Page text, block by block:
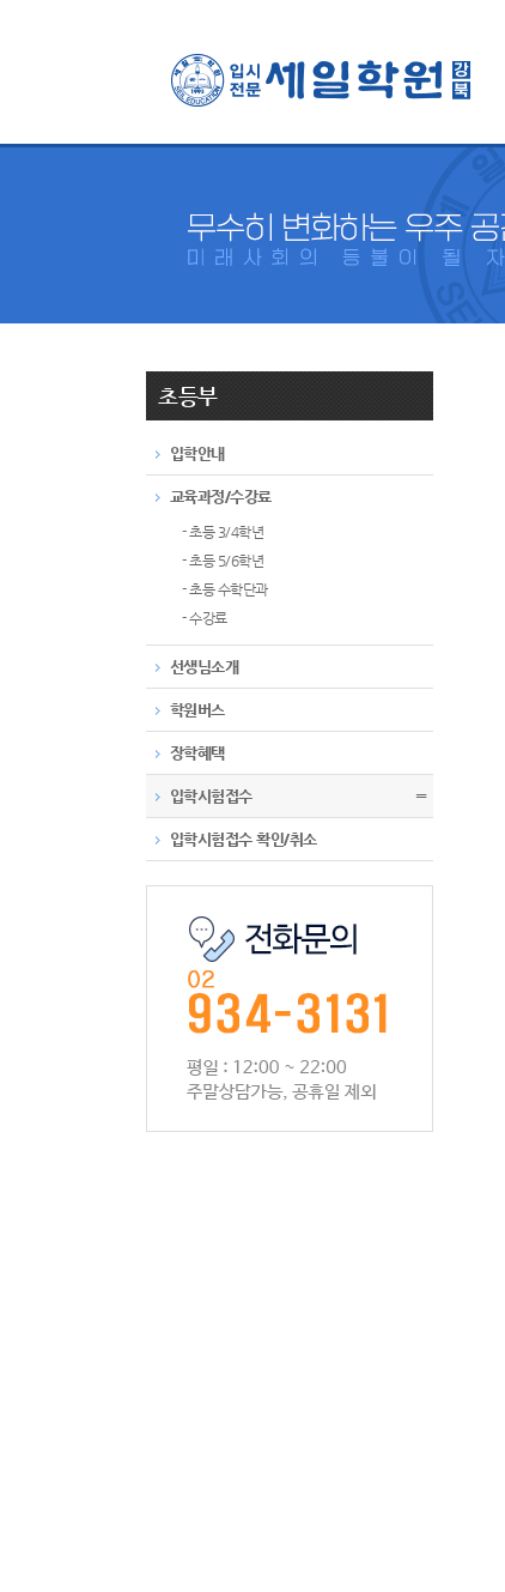
초등부
입학안내
교육과정/수강료
- 초등 3/4학년
- 초등 5/6학년
- 초등 수학단과
- 수강료
선생님소개
학원버스
장학혜택
입학시험접수 〓
입학시험접수 확인/취소